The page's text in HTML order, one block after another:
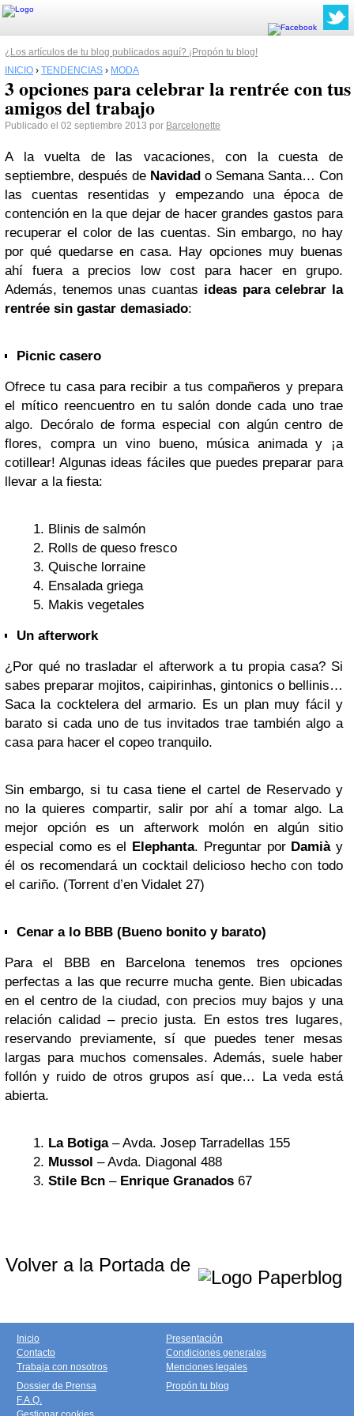
¿Los artículos de tu blog publicados aquí? ¡Propón tu blog!
INICIO › TENDENCIAS › MODA
3 opciones para celebrar la rentrée con tus
amigos del trabajo
Publicado el 02 septiembre 2013 por Barcelonette
A la vuelta de las vacaciones, con la cuesta de
septiembre, después de Navidad o Semana Santa… Con
las cuentas resentidas y empezando una época de
contención en la que dejar de hacer grandes gastos para
recuperar el color de las cuentas. Sin embargo, no hay
por qué quedarse en casa. Hay opciones muy buenas
ahí fuera a precios low cost para hacer en grupo.
Además, tenemos unas cuantas ideas para celebrar la
rentrée sin gastar demasiado:
Picnic casero
Ofrece tu casa para recibir a tus compañeros y prepara
el mítico reencuentro en tu salón donde cada uno trae
algo. Decóralo de forma especial con algún centro de
flores, compra un vino bueno, música animada y ¡a
cotillear! Algunas ideas fáciles que puedes preparar para
llevar a la fiesta:
Blinis de salmón
Rolls de queso fresco
Quische lorraine
Ensalada griega
Makis vegetales
Un afterwork
¿Por qué no trasladar el afterwork a tu propia casa? Si
sabes preparar mojitos, caipirinhas, gintonics o bellinis…
Saca la cocktelera del armario. Es un plan muy fácil y
barato si cada uno de tus invitados trae también algo a
casa para hacer el copeo tranquilo.
Sin embargo, si tu casa tiene el cartel de Reservado y
no la quieres compartir, salir por ahí a tomar algo. La
mejor opción es un afterwork molón en algún sitio
especial como es el Elephanta. Preguntar por Damiày
él os recomendará un cocktail delicioso hecho con todo
el cariño. (Torrent d’en Vidalet 27)
Cenar a lo BBB (Bueno bonito y barato)
Para el BBB en Barcelona tenemos tres opciones
perfectas a las que recurre mucha gente. Bien ubicadas
en el centro de la ciudad, con precios muy bajos y una
relación calidad – precio justa. En estos tres lugares,
reservando previamente, sí que puedes tener mesas
largas para muchos comensales. Además, suele haber
follón y ruido de otros grupos así que… La veda está
abierta.
La Botiga– Avda. Josep Tarradellas 155
Mussol – Avda. Diagonal 488
Stile Bcn – Enrique Granados 67
Volver a la Portada de
Inicio
Contacto
Trabaja con nosotros
Presentación
Condiciones generales
Menciones legales
Dossier de Prensa
F.A.Q.
Propón tu blog